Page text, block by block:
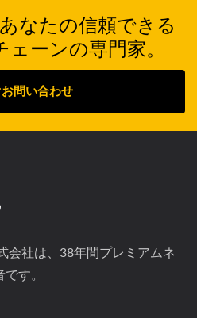
なたの信頼できる
ーンの専門家。
問い合わせ
会社は、38年間プレミアムネ
す。